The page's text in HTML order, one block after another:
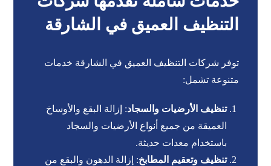
التنظيف العميق في الشارقة
توفر شركات التنظيف العميق في الشارقة خدمات
متنوعة تشمل:
تنظيف الأرضيات والسجاد: إزالة البقع والأوساخ
العميقة من جميع أنواع الأرضيات والسجاد
باستخدام معدات حديثة.
تنظيف وتعقيم المطابخ: إزالة الدهون والبقع من